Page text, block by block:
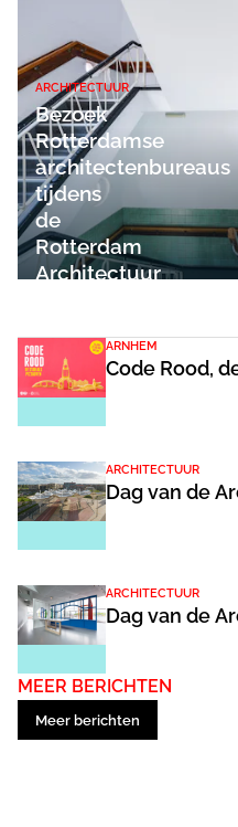
ARCHITECTUUR
Bezoek
Rotterdamse
architectenbureaus
tijdens
de
Rotterdam
Architectuur
ARNHEM
Code Rood,
ARCHITECTUUR
ARCHITECTUUR
Dag van de
MEER BERICHTEN
Meer berichten